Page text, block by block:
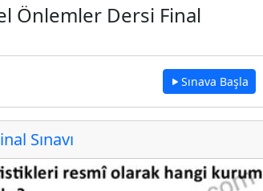
Önlemler Dersi Final
Sınava Başla
Sınavı